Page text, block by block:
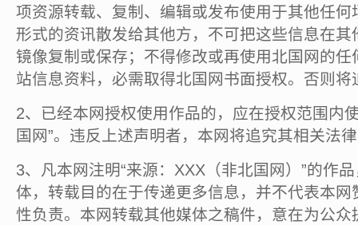
项资源转载、复制、编辑或发布使用于其他任
形式的资讯散发给其他方，不可把这些信息在
镜像复制或保存；不得修改或再使用北国网的
站信息资料，必需取得北国网书面授权。否则将
2、已经本网授权使用作品的，应在授权范围内
国网”。违反上述声明者，本网将追究其相关法
3、凡本网注明“来源：XXX（非北国网）”的作
体，转载目的在于传递更多信息，并不代表本
性负责。本网转载其他媒体之稿件，意在为公